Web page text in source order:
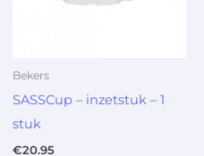
Bekers
SASSCup – inzetstuk – 1
stuk
€20.95